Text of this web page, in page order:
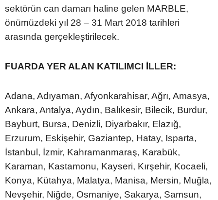
sektörün can damarı haline gelen MARBLE,
önümüzdeki yıl 28 – 31 Mart 2018 tarihleri
arasında gerçekleştirilecek.
FUARDA YER ALAN KATILIMCI İLLER:
Adana, Adıyaman, Afyonkarahisar, Ağrı, Amasya,
Ankara, Antalya, Aydın, Balıkesir, Bilecik, Burdur,
Bayburt, Bursa, Denizli, Diyarbakır, Elazığ,
Erzurum, Eskişehir, Gaziantep, Hatay, Isparta,
İstanbul, İzmir, Kahramanmaraş, Karabük,
Karaman, Kastamonu, Kayseri, Kırşehir, Kocaeli,
Konya, Kütahya, Malatya, Manisa, Mersin, Muğla,
Nevşehir, Niğde, Osmaniye, Sakarya, Samsun,